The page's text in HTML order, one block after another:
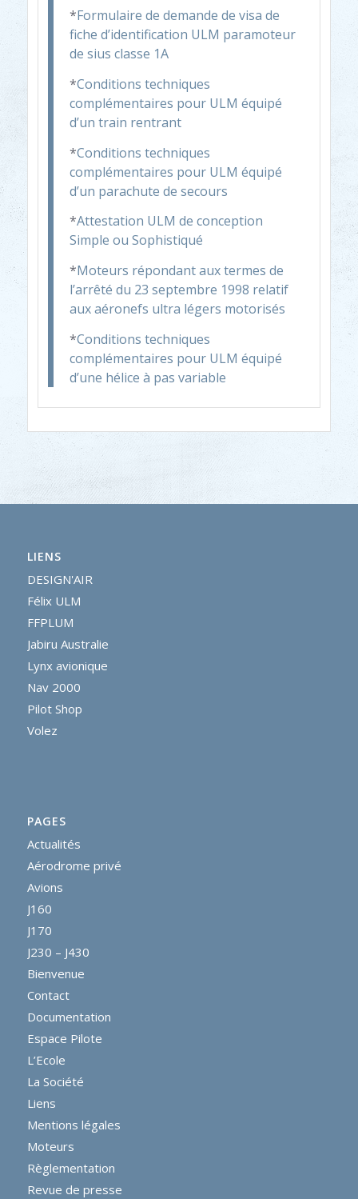
*Formulaire de demande de visa de
fiche d’identification ULM paramoteur
de sius classe 1A
*Conditions techniques
complémentaires pour ULM équipé
d’un train rentrant
*Conditions techniques
complémentaires pour ULM équipé
d’un parachute de secours
*Attestation ULM de conception
Simple ou Sophistiqué
*Moteurs répondant aux termes de
l’arrêté du 23 septembre 1998 relatif
aux aéronefs ultra légers motorisés
*Conditions techniques
complémentaires pour ULM équipé
d’une hélice à pas variable
LIENS
DESIGN'AIR
Félix ULM
FFPLUM
Jabiru Australie
Lynx avionique
Nav 2000
Pilot Shop
Volez
PAGES
Actualités
Aérodrome privé
Avions
J160
J170
J230 – J430
Bienvenue
Contact
Documentation
Espace Pilote
L’Ecole
La Société
Liens
Mentions légales
Moteurs
Règlementation
Revue de presse